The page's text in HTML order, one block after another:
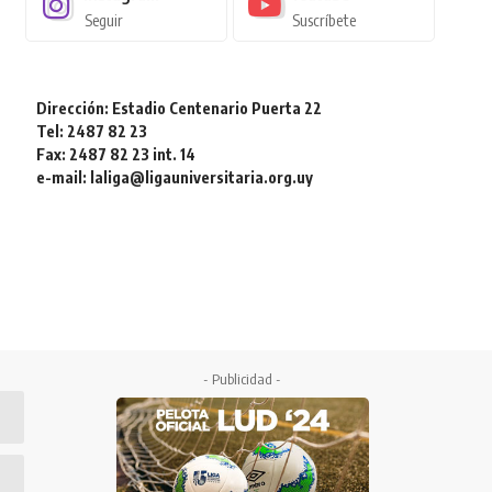
Seguir Suscríbete
Dirección: Estadio Centenario Puerta 22
Tel: 2487 82 23
Fax: 2487 82 23 int. 14
e-mail: laliga@ligauniversitaria.org.uy
- Publicidad -